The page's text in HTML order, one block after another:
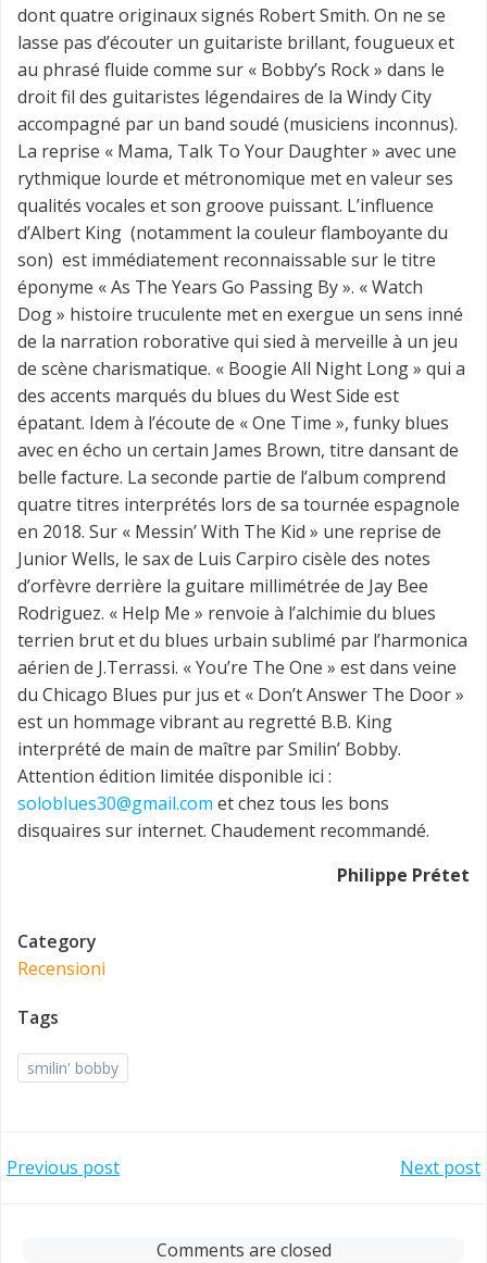
dont quatre originaux signés Robert Smith. On ne se
lasse pas d’écouter un guitariste brillant, fougueux et
au phrasé fluide comme sur « Bobby’s Rock » dans le
droit fil des guitaristes légendaires de la Windy City
accompagné par un band soudé (musiciens inconnus).
La reprise « Mama, Talk To Your Daughter » avec une
rythmique lourde et métronomique met en valeur ses
qualités vocales et son groove puissant. L’influence
d’Albert King (notamment la couleur flamboyante du
son) est immédiatement reconnaissable sur le titre
éponyme « As The Years Go Passing By ». « Watch
Dog » histoire truculente met en exergue un sens inné
de la narration roborative qui sied à merveille à un jeu
de scène charismatique. « Boogie All Night Long » qui a
des accents marqués du blues du West Side est
épatant. Idem à l’écoute de « One Time », funky blues
avec en écho un certain James Brown, titre dansant de
belle facture. La seconde partie de l’album comprend
quatre titres interprétés lors de sa tournée espagnole
en 2018. Sur « Messin’ With The Kid » une reprise de
Junior Wells, le sax de Luis Carpiro cisèle des notes
d’orfèvre derrière la guitare millimétrée de Jay Bee
Rodriguez. « Help Me » renvoie à l’alchimie du blues
terrien brut et du blues urbain sublimé par l’harmonica
aérien de J.Terrassi. « You’re The One » est dans veine
du Chicago Blues pur jus et « Don’t Answer The Door »
est un hommage vibrant au regretté B.B. King
interprété de main de maître par Smilin’ Bobby.
Attention édition limitée disponible ici :
soloblues30@gmail.com et chez tous les bons
disquaires sur internet. Chaudement recommandé.
Philippe Prétet
Category
Recensioni
Tags
smilin' bobby
Post
navigation
Previous post
navigation
Next post
Comments are closed